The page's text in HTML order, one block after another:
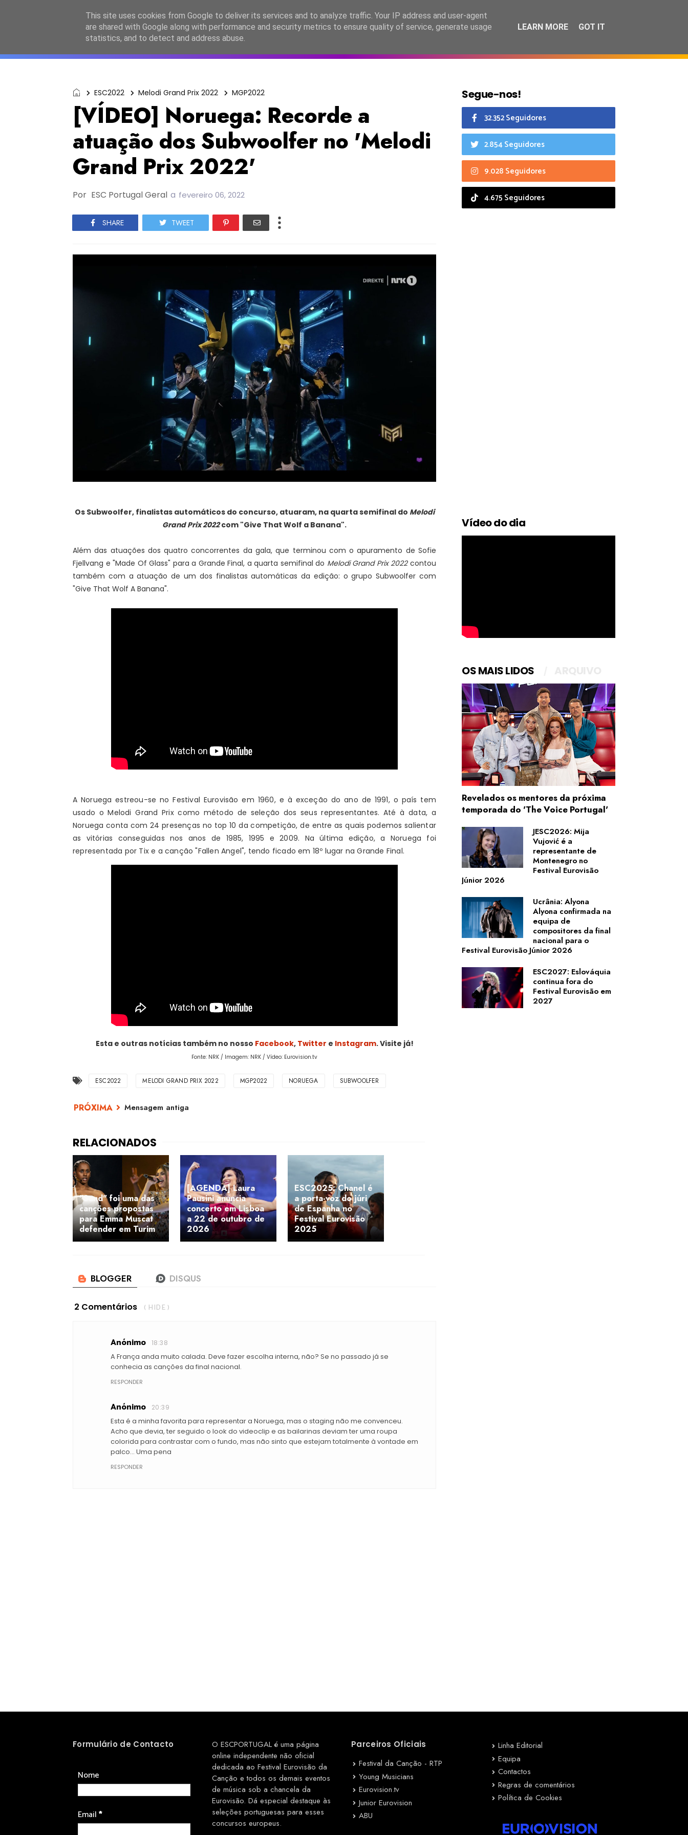
ESC2027 JESC2026 FC2026 EASC2026 PORTUGAL LANÇAMENTOS ESPECIAIS CALENDÁRIO
ESC2022 Melodi Grand Prix 2022 MGP2022
[VÍDEO] Noruega: Recorde a
atuação dos Subwoolfer no 'Melodi
Grand Prix 2022'
Por ESC Portugal Geral a fevereiro 06, 2022
SHARE TWEET
Os Subwoolfer, finalistas automáticos do concurso, atuaram, na quarta semifinal do Melodi
Grand Prix 2022com "Give That Wolf a Banana".
Além das atuações dos quatro concorrentes da gala, que terminou com o apuramento de Sofie
Fjellvang e "Made Of Glass" para a Grande Final, a quarta semifinal do Melodi Grand Prix 2022contou
também com a atuação de um dos finalistas automáticas da edição: o grupo Subwoolfer com
"Give That Wolf A Banana".
A Noruega estreou-se no Festival Eurovisão em 1960, e à exceção do ano de 1991, o país tem
usado o Melodi Grand Prix como método de seleção dos seus representantes. Até à data, a
Noruega conta com 24 presenças no top 10 da competição, de entre as quais podemos salientar
as vitórias conseguidas nos anos de 1985, 1995 e 2009. Na última edição, a Noruega foi
representada por Tix e a canção "Fallen Angel", tendo ficado em 18º lugar na Grande Final.
Esta e outras notícias também no nosso Facebook, Twitter e Instagram. Visite já!
Fonte: NRK / Imagem: NRK / Vídeo: Eurovision.tv
ESC2022 MELODI GRAND PRIX 2022 MGP2022 NORUEGA SUBWOOLFER
Mensagem antiga
"Sand" foi uma das
canções propostas
para Emma Muscat
defender em Turim
[AGENDA] Laura
Pausini anuncia
concerto em Lisboa
a 22 de outubro de
2026
ESC2025: Chanel é
a porta-voz do júri
de Espanha no
Festival Eurovisão
2025
2 Comentários ( HIDE )
Anónimo 18:38
A França anda muito calada. Deve fazer escolha interna, não? Se no passado já se
conhecia as canções da final nacional.
RESPONDER
Anónimo 20:39
Esta é a minha favorita para representar a Noruega, mas o staging não me convenceu.
Acho que devia, ter seguido o look do videoclip e as bailarinas deviam ter uma roupa
colorida para contrastar com o fundo, mas não sinto que estejam totalmente à vontade em
palco... Uma pena
RESPONDER
Segue-nos!
32.352 Seguidores
2.854 Seguidores
9.028 Seguidores
4.675 Seguidores
Vídeo do dia
OS MAIS LIDOS
Revelados os mentores da próxima
temporada do 'The Voice Portugal'
JESC2026: Mija
Vujović é a
representante de
Montenegro no
Festival Eurovisão
Júnior 2026
Ucrânia: Alyona
Alyona confirmada na
equipa de
compositores da final
nacional para o
Festival Eurovisão Júnior 2026
ESC2027: Eslováquia
continua fora do
Festival Eurovisão em
2027
Formulário de Contacto
Nome
Email*
O ESCPORTUGAL é uma página
online independente não oficial
dedicada ao Festival Eurovisão da
Canção e todos os demais eventos
de música sob a chancela da
Eurovisão. Dá especial destaque às
seleções portuguesas para esses
concursos europeus.
Parceiros Oficiais
Festival da Canção - RTP
Young Musicians
Eurovision.tv
Junior Eurovision
ABU
Linha Editorial
Equipa
Contactos
Regras de comentários
Política de Cookies
This site uses cookies from Google to deliver its services and to analyze traffic. Your IP address and user-agent
are shared with Google along with performance and security metrics to ensure quality of service, generate usage
statistics, and to detect and address abuse.
LEARN MORE GOT IT